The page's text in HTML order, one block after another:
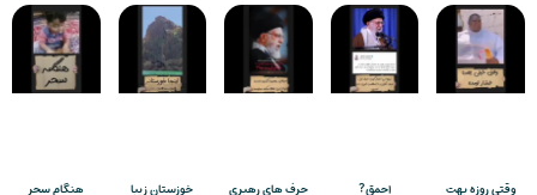
وقتی روزه بهت احمق? حرف های رهبری خوزستان زیبا هنگام سحر